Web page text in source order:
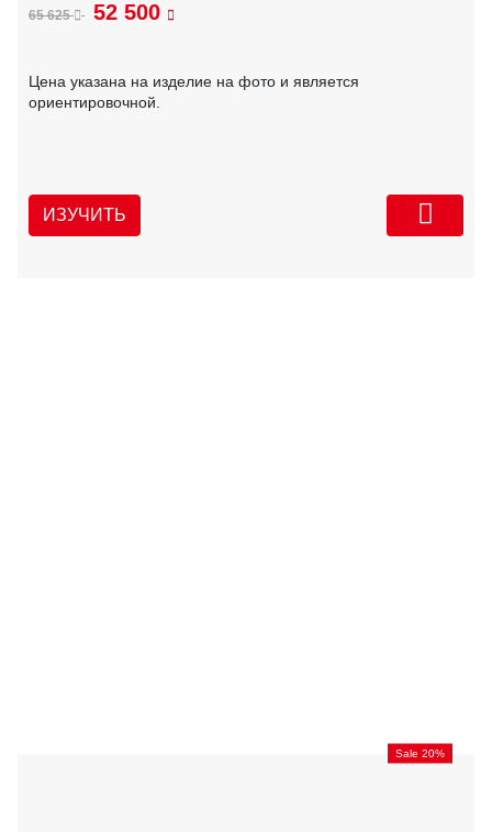
65 625 52 500
Цена указана на изделие на фото и является
ориентировочной.
ИЗУЧИТЬ
Sale 20%